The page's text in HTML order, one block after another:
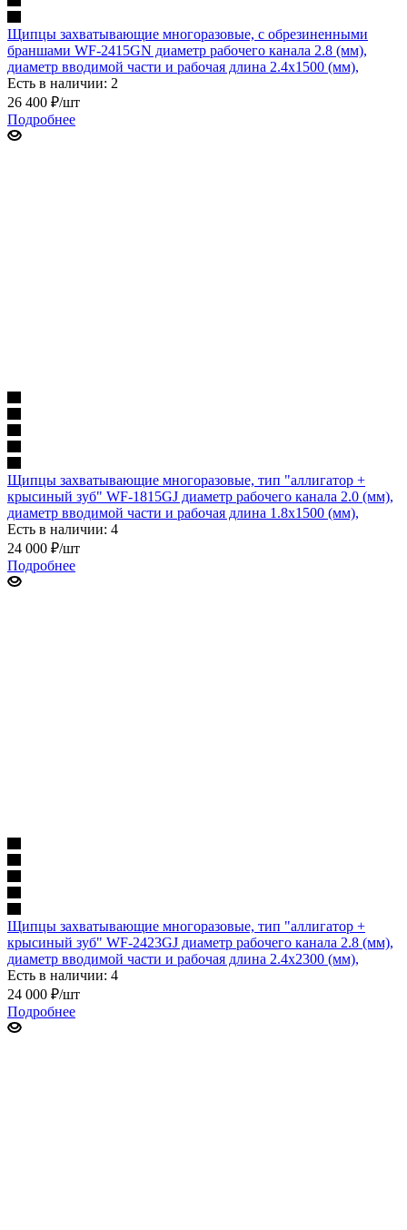
Щипцы захватывающие многоразовые, с обрезиненными
браншами WF-2415GN диаметр рабочего канала 2.8 (мм),
диаметр вводимой части и рабочая длина 2.4х1500 (мм),
Есть в наличии: 2
26 400 ₽/шт
Подробнее
Щипцы захватывающие многоразовые, тип "аллигатор +
крысиный зуб" WF-1815GJ диаметр рабочего канала 2.0 (мм),
диаметр вводимой части и рабочая длина 1.8х1500 (мм),
Есть в наличии: 4
24 000 ₽/шт
Подробнее
Щипцы захватывающие многоразовые, тип "аллигатор +
крысиный зуб" WF-2423GJ диаметр рабочего канала 2.8 (мм),
диаметр вводимой части и рабочая длина 2.4х2300 (мм),
Есть в наличии: 4
24 000 ₽/шт
Подробнее